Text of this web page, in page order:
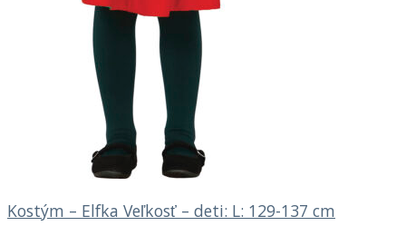
Kostým – Elfka Veľkosť – deti: L: 129-137 cm